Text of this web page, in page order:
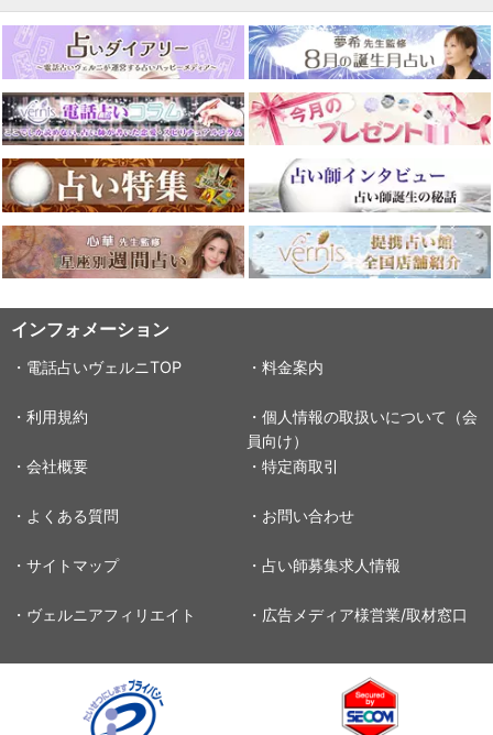
インフォメーション
・電話占いヴェルニTOP ・料金案内
・利用規約
・個人情報の取扱いについて（会
員向け）
・会社概要
・特定商取引
・よくある質問 ・お問い合わせ
・サイトマップ ・占い師募集求人情報
・ヴェルニアフィリエイト ・広告メディア様営業/取材窓口